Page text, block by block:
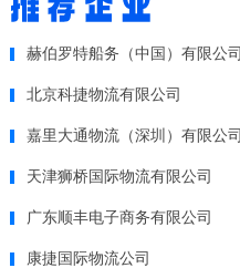
赫伯罗特船务（中国）有限公司
北京科捷物流有限公司
嘉里大通物流（深圳）有限公司
天津狮桥国际物流有限公司
广东顺丰电子商务有限公司
康捷国际物流公司